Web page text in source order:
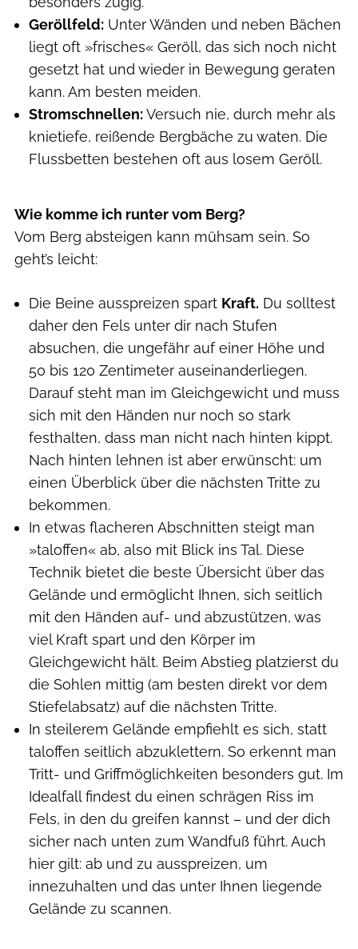
Geröllfeld: Unter Wänden und neben Bächen
liegt oft »frisches« Geröll, das sich noch nicht
gesetzt hat und wieder in Bewegung geraten
kann. Am besten meiden.
Stromschnellen:Versuch nie, durch mehr als
knietiefe, reißende Bergbäche zu waten. Die
Flussbetten bestehen oft aus losem Geröll.
Wie komme ich runter vom Berg?
Vom Berg absteigen kann mühsam sein. So
geht’s leicht:
Die Beine ausspreizen spart Kraft. Du solltest
daher den Fels unter dir nach Stufen
absuchen, die ungefähr auf einer Höhe und
50 bis 120 Zentimeter auseinanderliegen.
Darauf steht man im Gleichgewicht und muss
sich mit den Händen nur noch so stark
festhalten, dass man nicht nach hinten kippt.
Nach hinten lehnen ist aber erwünscht: um
einen Überblick über die nächsten Tritte zu
bekommen.
In etwas flacheren Abschnitten steigt man
»taloffen« ab, also mit Blick ins Tal. Diese
Technik bietet die beste Übersicht über das
Gelände und ermöglicht Ihnen, sich seitlich
mit den Händen auf- und abzustützen, was
viel Kraft spart und den Körper im
Gleichgewicht hält. Beim Abstieg platzierst du
die Sohlen mittig (am besten direkt vor dem
Stiefelabsatz) auf die nächsten Tritte.
In steilerem Gelände empfiehlt es sich, statt
taloffen seitlich abzuklettern. So erkennt man
Tritt- und Griffmöglichkeiten besonders gut. Im
Idealfall findest du einen schrägen Riss im
Fels, in den du greifen kannst – und der dich
sicher nach unten zum Wandfuß führt. Auch
hier gilt: ab und zu ausspreizen, um
innezuhalten und das unter Ihnen liegende
Gelände zu scannen.